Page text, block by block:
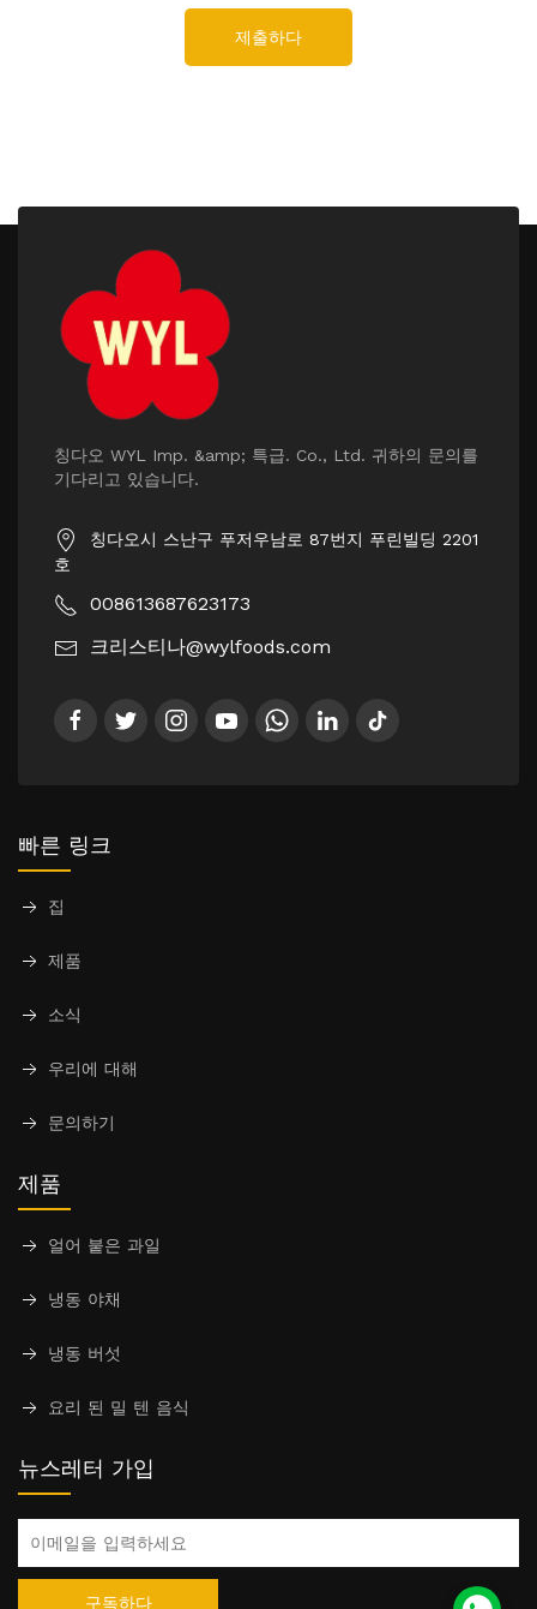
제출하다
칭다오 WYL Imp. &amp; 특급. Co., Ltd. 귀하의 문의를
기다리고 있습니다.
칭다오시 스난구 푸저우남로 87번지 푸린빌딩 2201
호
008613687623173
크리스티나@wylfoods.com
빠른 링크
집
제품
소식
우리에 대해
문의하기
제품
얼어 붙은 과일
냉동 야채
냉동 버섯
요리 된 밀 텐 음식
뉴스레터 가입
구독하다